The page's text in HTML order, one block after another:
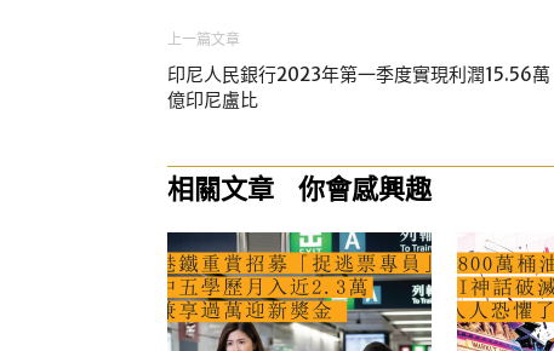
上一篇文章
印尼人民銀行2023年第一季度實現利潤15.56萬
億印尼盧比
相關文章 你會感興趣